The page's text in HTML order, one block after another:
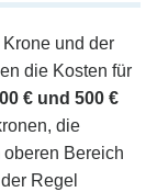
und der
die Kosten für
€ und 500 €
die
Bereich
Regel